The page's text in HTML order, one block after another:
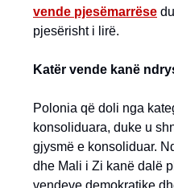
vende pjesëmarrëse
pjesërisht i lirë.
Katër vende kanë
Polonia që doli nga
konsoliduara, duke u
gjysmë e konsoliduar.
dhe Mali i Zi kanë dalë
vendeve demokratike